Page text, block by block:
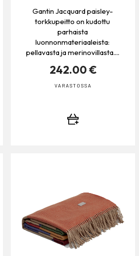
Gantin Jacquard paisley-
torkkupeitto on kudottu
parhaista
luonnonmateriaaleista:
pellavasta ja merinovillasta....
242.00 €
VARASTOSSA